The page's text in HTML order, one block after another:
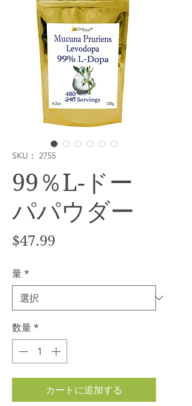
SKU： 2755
99％L-ドー
パパウダー
$47.99
量*
数量*
カートに追加する